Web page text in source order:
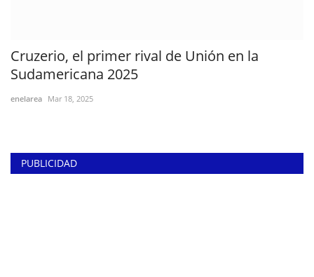
Cruzerio, el primer rival de Unión en la
Sudamericana 2025
enelarea Mar 18, 2025
PUBLICIDAD